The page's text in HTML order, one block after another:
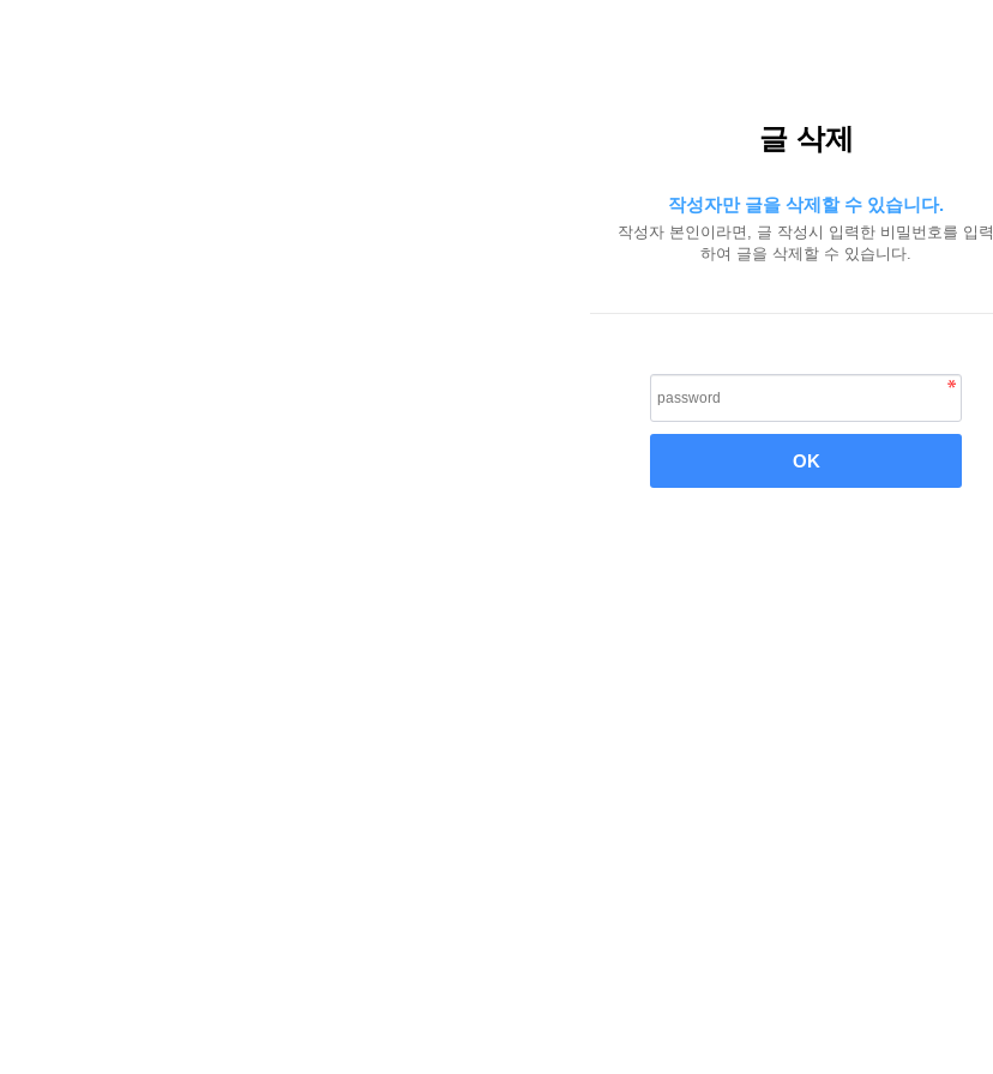
글 삭제
작성자만 글을 삭제할 수 있습니다.
작성자 본인이라면, 글 작성시 입력한 비밀번호를 입력
하여 글을 삭제할 수 있습니다.